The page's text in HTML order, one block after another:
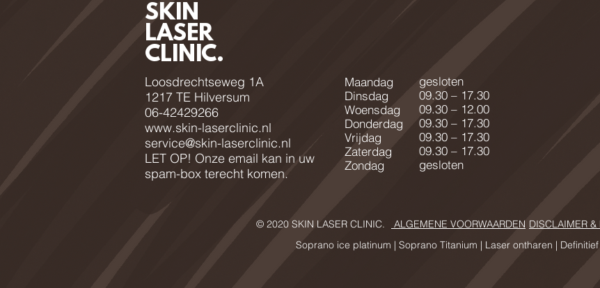
Loosdrechtseweg 1A
1217 TE Hilversum
06-42429266
www.skin-laserclinic.nl
service@skin-laserclinic.nl
LET OP! Onze email kan in uw
spam-box terecht komen.
SKIN
LASER
CLINIC.
Maandag
Dinsdag
Woensdag
Donderdag
Vrijdag
Zaterdag
Zondag
gesloten
09.30 – 17.30
09.30 – 12.00
09.30 – 17.30
09.30 – 17.30
09.30 – 17.30
gesloten
© 2020 SKIN LASER CLINIC. ALGEMENE VOORWAARDEN DISCLAIMER &
Soprano ice platinum | Soprano Titanium | Laser ontharen |